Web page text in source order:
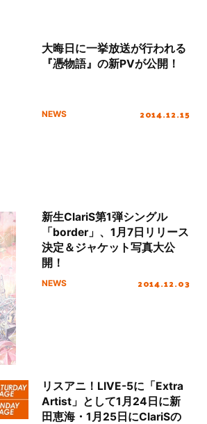
大晦日に一挙放送が行われる
『憑物語』の新PVが公開！
NEWS 2014.12.15
新生ClariS第1弾シングル
「border」、1月7日リリース
決定＆ジャケット写真大公
開！
NEWS 2014.12.03
リスアニ！LIVE-5に「Extra
Artist」として1月24日に新
田恵海・1月25日にClariSの